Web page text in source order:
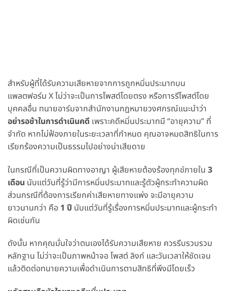
สำหรับผู้ที่ได้รับความเสียหายจากการถูกหมิ่นประมาทบน
แพลตฟอร์ม X ไม่ว่าจะเป็นการโพสต์โดยตรง หรือการรีโพสต์โดย
บุคคลอื่น ทนายอาร์มจากสำนักงานกฎหมายวงศกรณ์แนะนำว่า
อย่ารอช้าในการดำเนินคดี เพราะคดีหมิ่นประมาทมี “อายุความ” ที่
จำกัด หากไม่ฟ้องภายในระยะเวลาที่กำหนด คุณอาจหมดสิทธิในการ
เรียกร้องความเป็นธรรมไปอย่างน่าเสียดาย
ในกรณีที่เป็นความผิดทางอาญา ผู้เสียหายต้องร้องทุกข์ภายใน 3
เดือน นับแต่วันที่รู้ว่ามีการหมิ่นประมาทและรู้ตัวผู้กระทำความผิด
ส่วนกรณีที่ต้องการเรียกค่าเสียหายทางแพ่ง จะมีอายุความ
ยาวนานกว่า คือ 1 ปี นับแต่วันที่รู้เรื่องการหมิ่นประมาทและผู้กระทำ
ผิดเช่นกัน
ดังนั้น หากคุณมั่นใจว่าตนเองได้รับความเสียหาย ควรรีบรวบรวม
หลักฐาน ไม่ว่าจะเป็นภาพหน้าจอ โพสต์ ลิงก์ และวันเวลาให้ชัดเจน
แล้วติดต่อทนายความเพื่อดำเนินการตามสิทธิที่พึงมีโดยเร็ว